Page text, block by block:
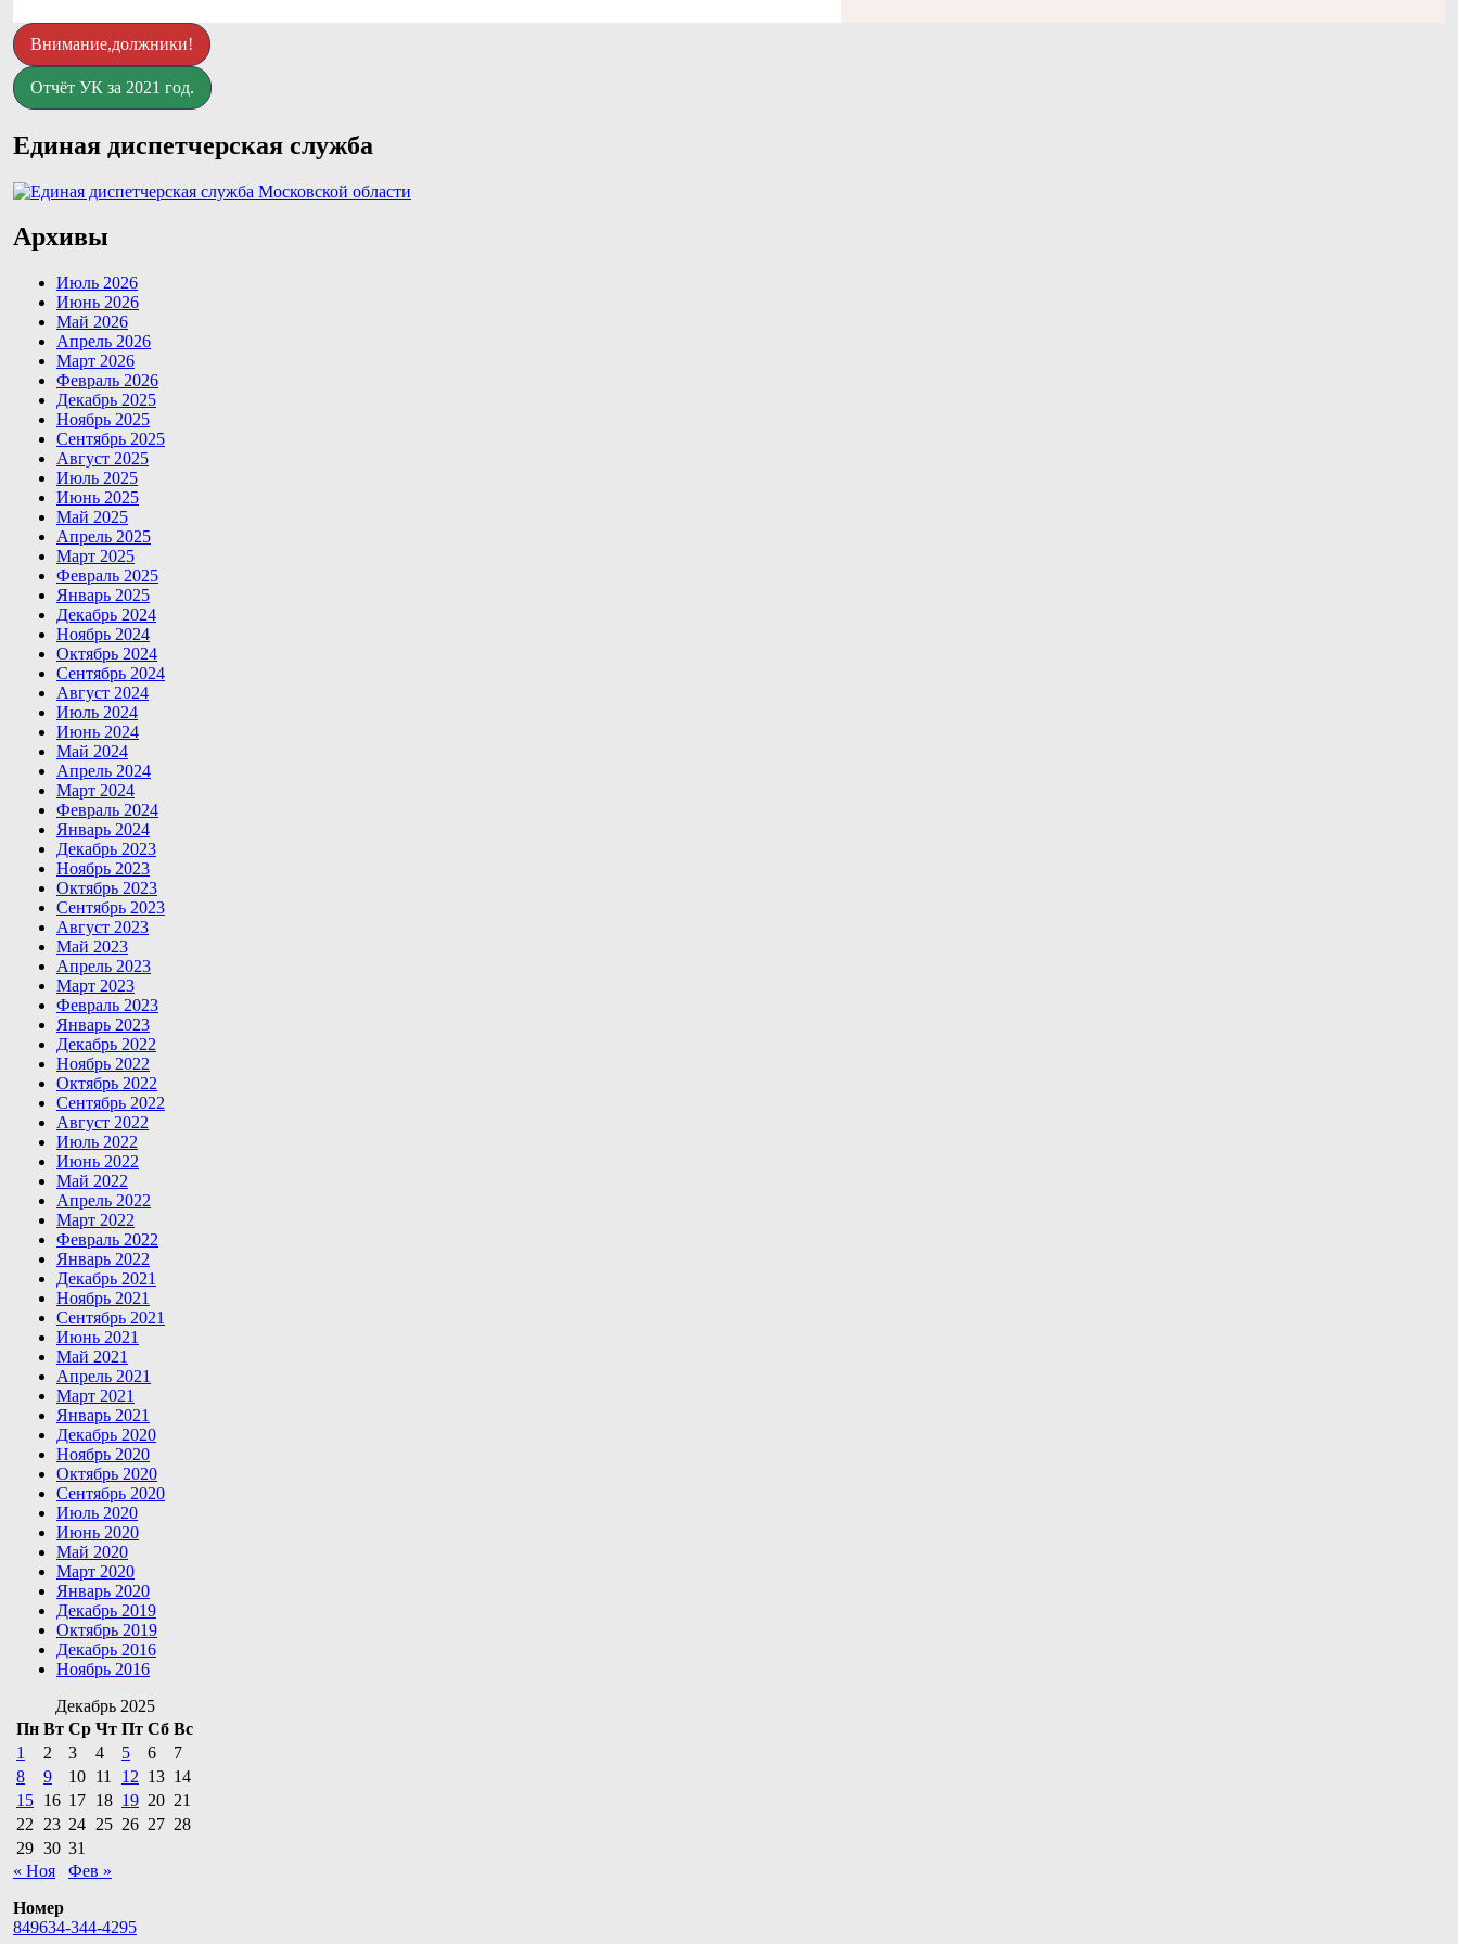
Внимание,должники!
Отчёт УК за 2021 год.
Единая диспетчерская служба
Архивы
Июль 2026
Июнь 2026
Май 2026
Апрель 2026
Март 2026
Февраль 2026
Декабрь 2025
Ноябрь 2025
Сентябрь 2025
Август 2025
Июль 2025
Июнь 2025
Май 2025
Апрель 2025
Март 2025
Февраль 2025
Январь 2025
Декабрь 2024
Ноябрь 2024
Октябрь 2024
Сентябрь 2024
Август 2024
Июль 2024
Июнь 2024
Май 2024
Апрель 2024
Март 2024
Февраль 2024
Январь 2024
Декабрь 2023
Ноябрь 2023
Октябрь 2023
Сентябрь 2023
Август 2023
Май 2023
Апрель 2023
Март 2023
Февраль 2023
Январь 2023
Декабрь 2022
Ноябрь 2022
Октябрь 2022
Сентябрь 2022
Август 2022
Июль 2022
Июнь 2022
Май 2022
Апрель 2022
Март 2022
Февраль 2022
Январь 2022
Декабрь 2021
Ноябрь 2021
Сентябрь 2021
Июнь 2021
Май 2021
Апрель 2021
Март 2021
Январь 2021
Декабрь 2020
Ноябрь 2020
Октябрь 2020
Сентябрь 2020
Июль 2020
Июнь 2020
Май 2020
Март 2020
Январь 2020
Декабрь 2019
Октябрь 2019
Декабрь 2016
Ноябрь 2016
Декабрь 2025
Пн Вт Ср Чт Пт Сб Вс
1
2 3 4 5 6
7
8
9 10 11 12 13 14
15 16 17 18 19 20 21
22
23 24 25 26 27 28
29 30 31
« Ноя
Фев »
Номер
849634-344-4295